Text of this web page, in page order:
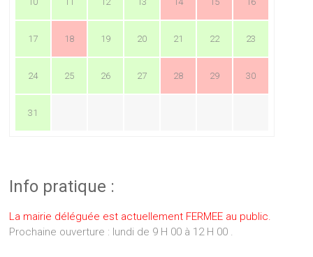
17 18 19 20 21 22 23
24 25 26 27 28 29 30
31
Info pratique :
La mairie déléguée est actuellement FERMEE au public.
Prochaine ouverture : lundi de 9 H 00 à 12 H 00 .